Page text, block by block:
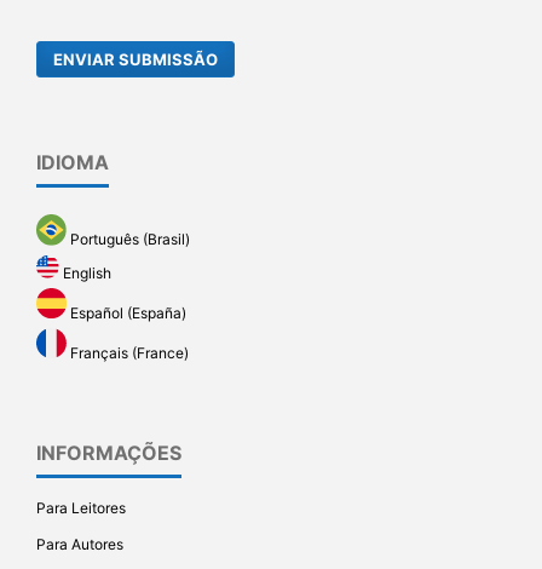
ENVIAR SUBMISSÃO
IDIOMA
Português (Brasil)
English
Español (España)
Français (France)
INFORMAÇÕES
Para Leitores
Para Autores